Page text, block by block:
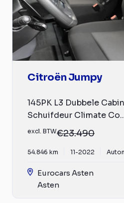
Citroën Jumpy
145PK L3 Dubbele
Schuifdeur Climate
excl. BTW€23.490
54.846 km 11-2022
Eurocars Asten
Asten